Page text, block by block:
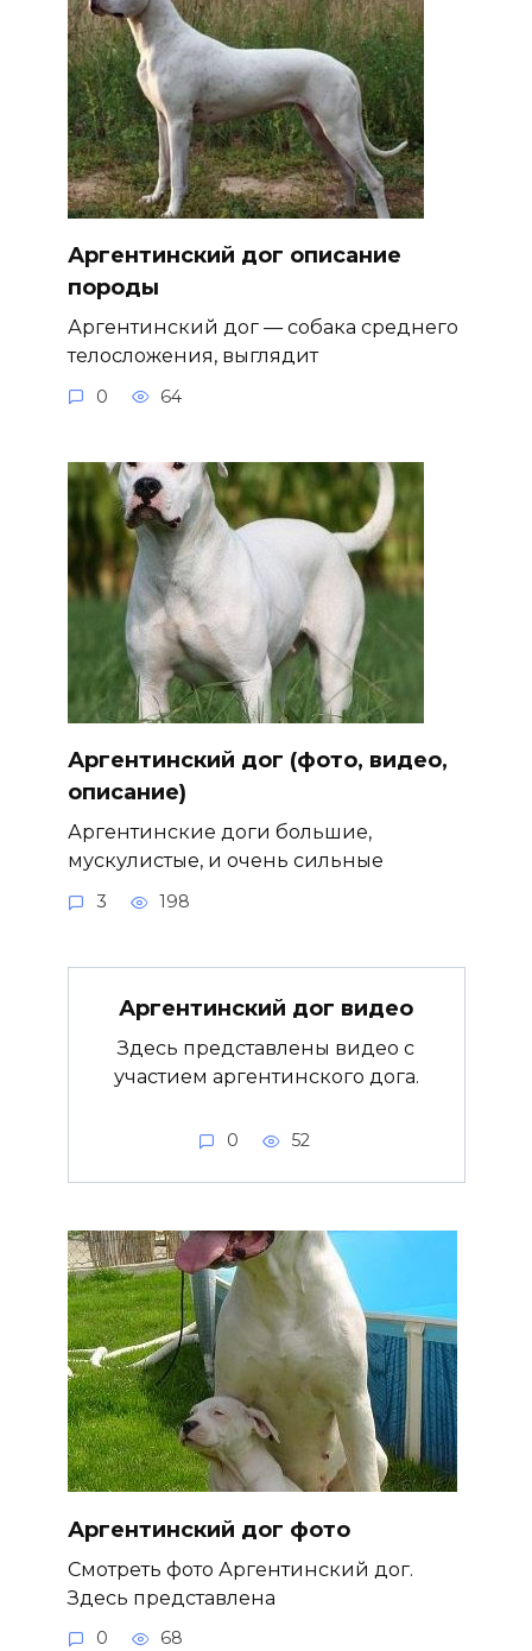
Аргентинский дог описание
породы
Аргентинский дог — собака среднего
телосложения, выглядит
0 64
Аргентинский дог (фото, видео,
описание)
Аргентинские доги большие,
мускулистые, и очень сильные
3 198
Аргентинский дог видео
Здесь представлены видео с
участием аргентинского дога.
0 52
Аргентинский дог фото
Смотреть фото Аргентинский дог.
Здесь представлена
0 68